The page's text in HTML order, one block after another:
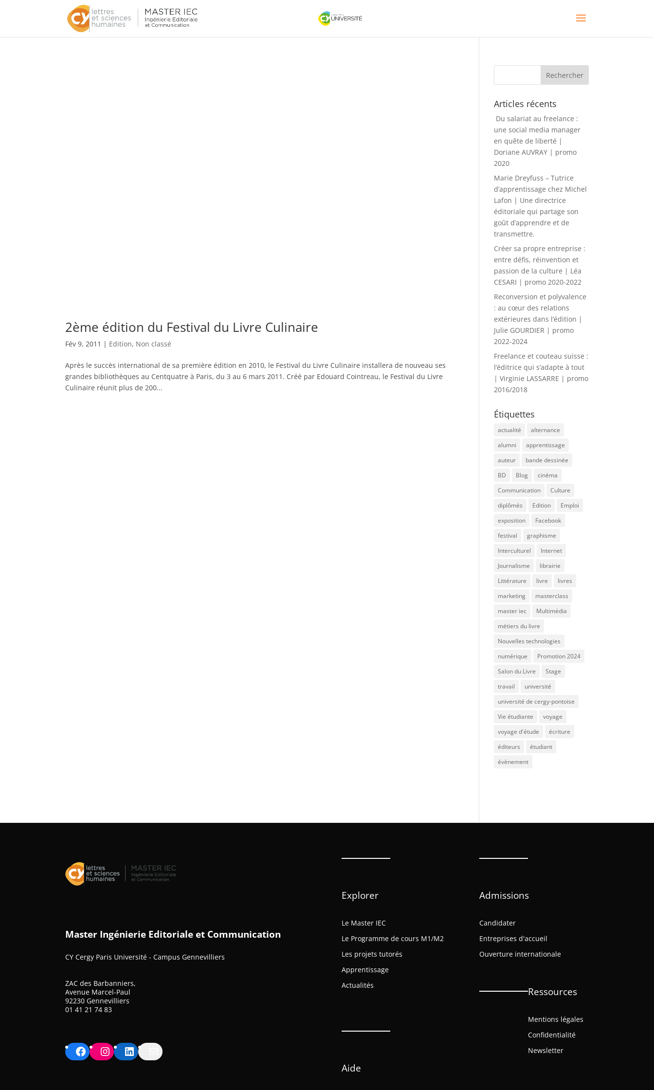
2ème édition du Festival du Livre Culinaire
Fév 9, 2011 | Edition, Non classé
Après le succès international de sa première édition en 2010, le Festival du Livre Culinaire installera de nouveau ses
grandes bibliothèques au Centquatre à Paris, du 3 au 6 mars 2011. Créé par Edouard Cointreau, le Festival du Livre
Culinaire réunit plus de 200...
Articles récents
Du salariat au freelance :
une social media manager
en quête de liberté |
Doriane AUVRAY | promo
2020
Marie Dreyfuss – Tutrice
d’apprentissage chez Michel
Lafon | Une directrice
éditoriale qui partage son
goût d’apprendre et de
transmettre.
Créer sa propre entreprise :
entre défis, réinvention et
passion de la culture | Léa
CESARI | promo 2020-2022
Reconversion et polyvalence
: au cœur des relations
extérieures dans l’édition |
Julie GOURDIER | promo
2022-2024
Freelance et couteau suisse :
l’éditrice qui s’adapte à tout
| Virginie LASSARRE | promo
2016/2018
Étiquettes
actualité
alternance
alumni
apprentissage
auteur
bande dessinée
BD
Blog
cinéma
Communication
Culture
diplômés
Edition
Emploi
exposition
Facebook
festival
graphisme
Interculturel
Internet
Journalisme
librairie
Littérature
livre
livres
marketing
masterclass
master iec
Multimédia
métiers du livre
Nouvelles technologies
numérique
Promotion 2024
Salon du Livre
Stage
travail
université
université de cergy-pontoise
Vie étudiante
voyage
voyage d'étude
écriture
éditeurs
étudiant
évènement
Master Ingénierie Editoriale et Communication
CY Cergy Paris Université - Campus Gennevilliers
ZAC des Barbanniers,
Avenue Marcel-Paul
92230 Gennevilliers
01 41 21 74 83
Facebook Instagram LinkedIn
Explorer
Le Master IEC
Le Programme de cours M1/M2
Les projets tutorés
Apprentissage
Actualités
Aide
Admissions
Candidater
Entreprises d'accueil
Ouverture internationale
Ressources
Mentions légales
Confidentialité
Newsletter